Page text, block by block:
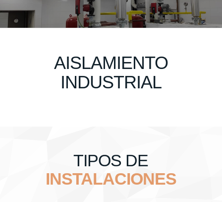
AISLAMIENTO
INDUSTRIAL
TIPOS DE
INSTALACIONES